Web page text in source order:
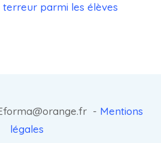
parmi les élèves
- Mentions
légales